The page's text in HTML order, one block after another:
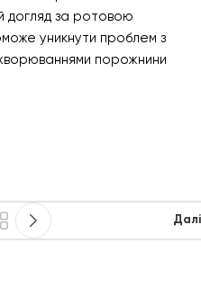
догляд за ротовою
уникнути проблем з
порожнини
Далі